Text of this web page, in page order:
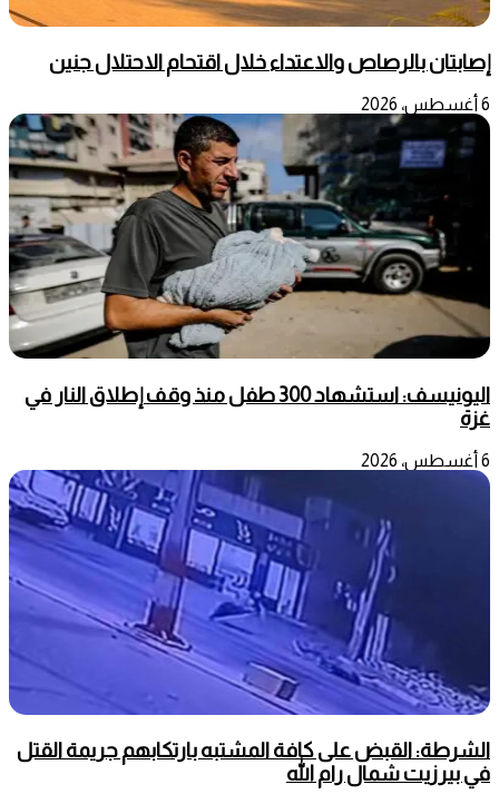
إصابتان بالرصاص والاعتداء خلال اقتحام الاحتلال جنين
6 أغسطس، 2026
اليونيسف: استشهاد 300 طفل منذ وقف إطلاق النار في
غزة
6 أغسطس، 2026
الشرطة: القبض على كافة المشتبه بارتكابهم جريمة القتل
في بيرزيت شمال رام الله